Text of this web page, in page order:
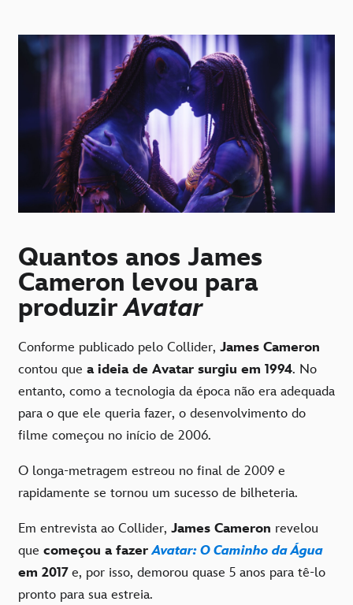
Quantos anos James
Cameron levou para
produzirAvatar
Conforme publicado pelo Collider, James Cameron
contou que a ideia de Avatar surgiu em 1994. No
entanto, como a tecnologia da época não era adequada
para o que ele queria fazer, o desenvolvimento do
filme começou no início de 2006.
O longa-metragem estreou no final de 2009 e
rapidamente se tornou um sucesso de bilheteria.
Em entrevista ao Collider, James Cameron revelou
que começou a fazer Avatar: O Caminho da Água
em 2017e, por isso, demorou quase 5 anos para tê-lo
pronto para sua estreia.